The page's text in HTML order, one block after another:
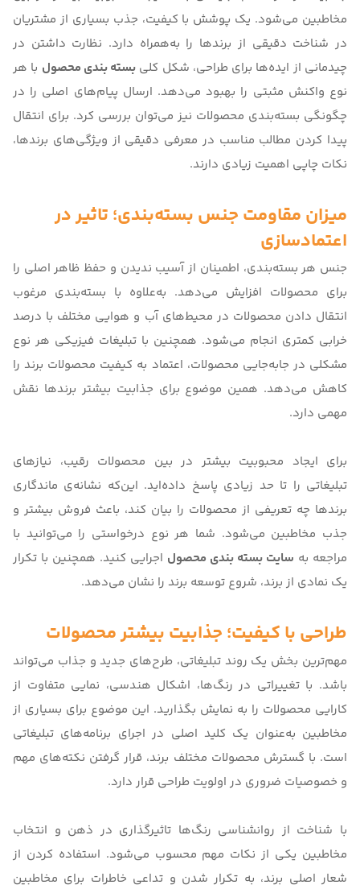
مخاطبین می‌شود. یک پوشش با کیفیت، جذب بسیاری از مشتریان
در شناخت دقیقی از برندها را به‌همراه دارد. نظارت داشتن در
چیدمانی از ایده‌ها برای طراحی، شکل کلی بسته بندی محصول با هر
نوع واکنش مثبتی را بهبود می‌دهد. ارسال پیام‌های اصلی را در
چگونگی بسته‌بندی محصولات نیز می‌توان بررسی کرد. برای انتقال
پیدا کردن مطالب مناسب در معرفی دقیقی از ویژگی‌های برندها،
نکات چاپی اهمیت زیادی دارند.
میزان مقاومت جنس بسته‌بندی؛ تاثیر در
اعتمادسازی
جنس هر بسته‌بندی، اطمینان از آسیب ندیدن و حفظ ظاهر اصلی را
برای محصولات افزایش می‌دهد. به‌علاوه با بسته‌بندی مرغوب
انتقال دادن محصولات در محیط‌‌های آب و هوایی مختلف با درصد
خرابی کمتری انجام می‌شود. همچنین با تبلیغات فیزیکی هر نوع
مشکلی در جابه‌جایی محصولات، اعتماد به کیفیت محصولات برند را
کاهش می‌‌دهد. همین موضوع برای جذابیت بیشتر برندها نقش
مهمی دارد.
برای ایجاد محبوبیت بیشتر در بین محصولات رقیب، نیازهای
تبلیغاتی را تا حد زیادی پاسخ داده‌اید. این‌که نشانه‌ی ماندگاری
برندها چه تعریفی از محصولات را بیان کند، باعث فروش بیشتر و
جذب مخاطبین می‌شود. شما هر نوع درخواستی را می‌توانید با
مراجعه به سایت بسته بندی محصول اجرایی کنید. همچنین با تکرار
یک نمادی از برند، شروع توسعه برند را نشان می‌دهد.
طراحی با کیفیت؛ جذابیت بیشتر محصولات
مهم‌ترین بخش یک روند تبلیغاتی، طرح‌‌های جدید و جذاب می‌تواند
باشد. با تغییراتی در رنگ‌ها، اشکال هندسی، نمایی متفاوت از
کارایی محصولات را به نمایش بگذارید. این موضوع برای بسیاری از
مخاطبین به‌عنوان یک کلید اصلی در اجرای برنامه‌های تبلیغاتی
است. با گسترش محصولات مختلف برند، قرار گرفتن نکته‌های مهم
و خصوصیات ضروری در اولویت طراحی قرار دارد.
با شناخت از روانشناسی رنگ‌ها تاثیرگذاری در ذهن و انتخاب
مخاطبین یکی از نکات مهم محسوب می‌شود. استفاده کردن از
شعار اصلی برند، به تکرار شدن و تداعی خاطرات برای مخاطبین